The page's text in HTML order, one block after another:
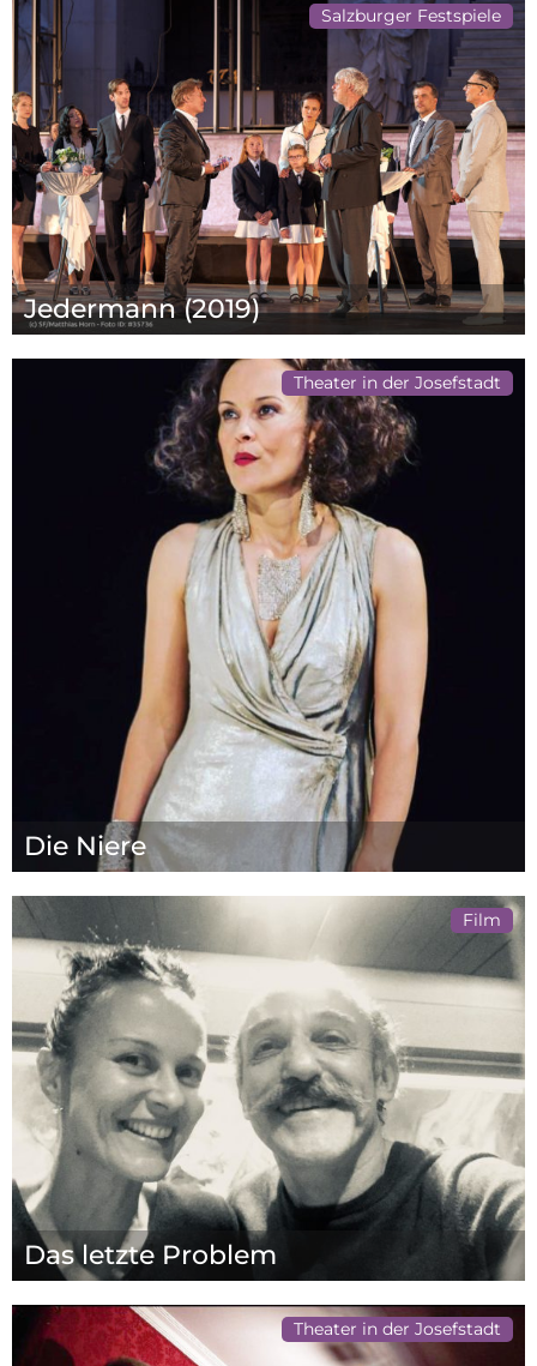
Salzburger Festspiele
Jedermann (2019)
Theater in der Josefstadt
Die Niere
Film
Das letzte Problem
Theater in der Josefstadt